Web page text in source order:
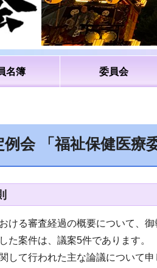
名簿 委員会
会 「福祉保健医療
ける審査経過の概要について、御
た案件は、議案5件であります。
して行われた主な論議について申